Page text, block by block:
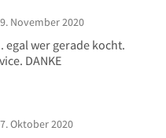
November 2020
egal wer gerade kocht.
DANKE
Oktober 2020